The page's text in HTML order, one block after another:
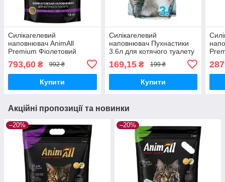
Силікагелевий
наповнювач AnimAll
Premium Фіолетовий
туалету 15л (6.4кг)
793,60 ₴ 992 ₴
Купити
Силікагелевий
наповнювач Пухнастики
3.6л для котячого туалету
169,15₴ 199 ₴
Купити
Акційні пропозиції та новинки
–20% –20%